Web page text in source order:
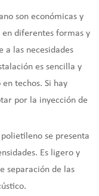
son económicas y
diferentes formas y
a las necesidades
es sencilla y
techos. Si hay
por la inyección de
se presenta
Es ligero y
separación de las